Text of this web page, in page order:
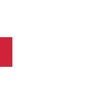
pareja)